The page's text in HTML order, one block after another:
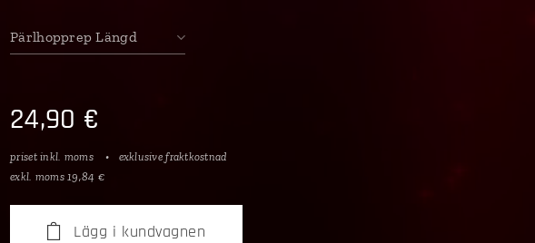
Pärlhopprep Längd
24,90 €
priset inkl. moms
exklusive fraktkostnad
exkl. moms 19,84 €
Lägg i kundvagnen